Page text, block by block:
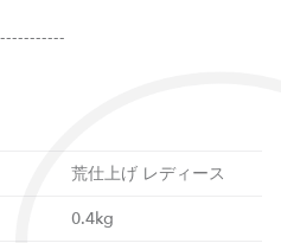
荒仕上げ レディース
0.4kg